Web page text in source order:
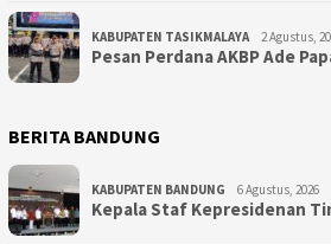
KABUPATEN TASIKMALAYA 2 Agustus,
Pesan Perdana AKBP Ade
BERITA BANDUNG
KABUPATEN BANDUNG 6 Agustus, 2026
Kepala Staf Kepresidenan